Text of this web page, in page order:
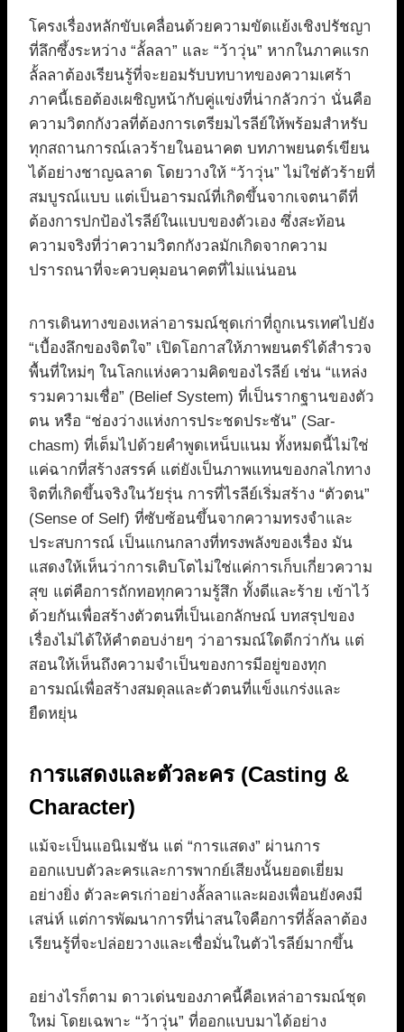
โครงเรื่องหลักขับเคลื่อนด้วยความขัดแย้งเชิงปรัชญา
ที่ลึกซึ้งระหว่าง “ลั้ลลา” และ “ว้าวุ่น” หากในภาคแรก
ลั้ลลาต้องเรียนรู้ที่จะยอมรับบทบาทของความเศร้า
ภาคนี้เธอต้องเผชิญหน้ากับคู่แข่งที่น่ากลัวกว่า นั่นคือ
ความวิตกกังวลที่ต้องการเตรียมไรลีย์ให้พร้อมสำหรับ
ทุกสถานการณ์เลวร้ายในอนาคต บทภาพยนตร์เขียน
ได้อย่างชาญฉลาด โดยวางให้ “ว้าวุ่น” ไม่ใช่ตัวร้ายที่
สมบูรณ์แบบ แต่เป็นอารมณ์ที่เกิดขึ้นจากเจตนาดีที่
ต้องการปกป้องไรลีย์ในแบบของตัวเอง ซึ่งสะท้อน
ความจริงที่ว่าความวิตกกังวลมักเกิดจากความ
ปรารถนาที่จะควบคุมอนาคตที่ไม่แน่นอน
การเดินทางของเหล่าอารมณ์ชุดเก่าที่ถูกเนรเทศไปยัง
“เบื้องลึกของจิตใจ” เปิดโอกาสให้ภาพยนตร์ได้สำรวจ
พื้นที่ใหม่ๆ ในโลกแห่งความคิดของไรลีย์ เช่น “แหล่ง
รวมความเชื่อ” (Belief System) ที่เป็นรากฐานของตัว
ตน หรือ “ช่องว่างแห่งการประชดประชัน” (Sar-
chasm) ที่เต็มไปด้วยคำพูดเหน็บแนม ทั้งหมดนี้ไม่ใช่
แค่ฉากที่สร้างสรรค์ แต่ยังเป็นภาพแทนของกลไกทาง
จิตที่เกิดขึ้นจริงในวัยรุ่น การที่ไรลีย์เริ่มสร้าง “ตัวตน”
(Sense of Self) ที่ซับซ้อนขึ้นจากความทรงจำและ
ประสบการณ์ เป็นแกนกลางที่ทรงพลังของเรื่อง มัน
แสดงให้เห็นว่าการเติบโตไม่ใช่แค่การเก็บเกี่ยวความ
สุข แต่คือการถักทอทุกความรู้สึก ทั้งดีและร้าย เข้าไว้
ด้วยกันเพื่อสร้างตัวตนที่เป็นเอกลักษณ์ บทสรุปของ
เรื่องไม่ได้ให้คำตอบง่ายๆ ว่าอารมณ์ใดดีกว่ากัน แต่
สอนให้เห็นถึงความจำเป็นของการมีอยู่ของทุก
อารมณ์เพื่อสร้างสมดุลและตัวตนที่แข็งแกร่งและ
ยืดหยุ่น
การแสดงและตัวละคร (Casting &
Character)
แม้จะเป็นแอนิเมชัน แต่ “การแสดง” ผ่านการ
ออกแบบตัวละครและการพากย์เสียงนั้นยอดเยี่ยม
อย่างยิ่ง ตัวละครเก่าอย่างลั้ลลาและผองเพื่อนยังคงมี
เสน่ห์ แต่การพัฒนาการที่น่าสนใจคือการที่ลั้ลลาต้อง
เรียนรู้ที่จะปล่อยวางและเชื่อมั่นในตัวไรลีย์มากขึ้น
อย่างไรก็ตาม ดาวเด่นของภาคนี้คือเหล่าอารมณ์ชุด
ใหม่ โดยเฉพาะ “ว้าวุ่น” ที่ออกแบบมาได้อย่าง